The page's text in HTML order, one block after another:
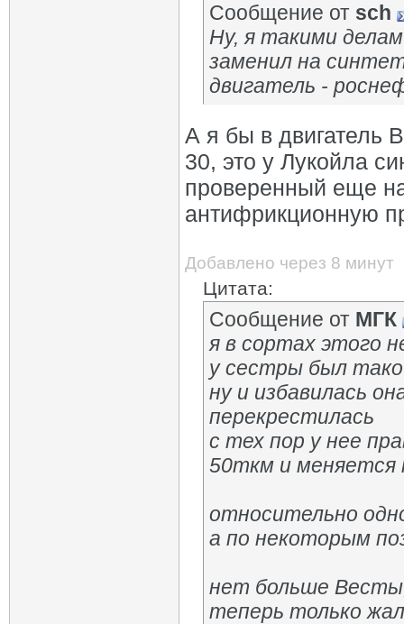
Сообщение от sch
Ну, я такими
заменил на
двигатель -
А я бы в двигатель
30, это у Лукойла
проверенный еще
антифрикционную
Добавлено через 8 минут
Цитата:
Сообщение от МГК
я в сортах этого
у сестры был
ну и избавилась
перекрестилась
с тех пор у нее
50ткм и меняется
относительно
а по некоторым
нет больше
теперь только